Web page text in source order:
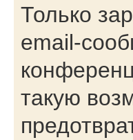
Только
email-
такую